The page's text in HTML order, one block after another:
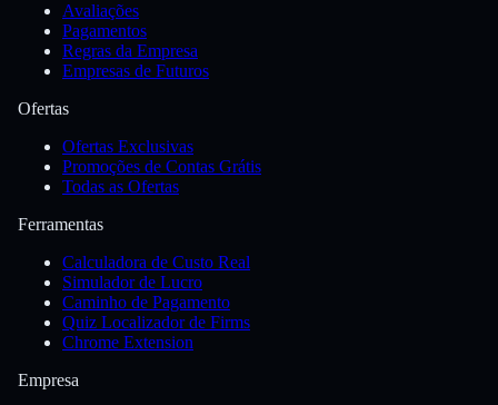
Avaliações
Pagamentos
Regras da Empresa
Empresas de Futuros
Ofertas
Ofertas Exclusivas
Promoções de Contas Grátis
Todas as Ofertas
Ferramentas
Calculadora de Custo Real
Simulador de Lucro
Caminho de Pagamento
Quiz Localizador de Firms
Chrome Extension
Empresa